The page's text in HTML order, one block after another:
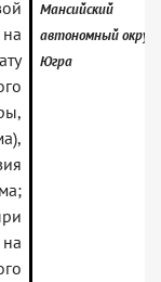
Мансийский
автономный округ
Югра